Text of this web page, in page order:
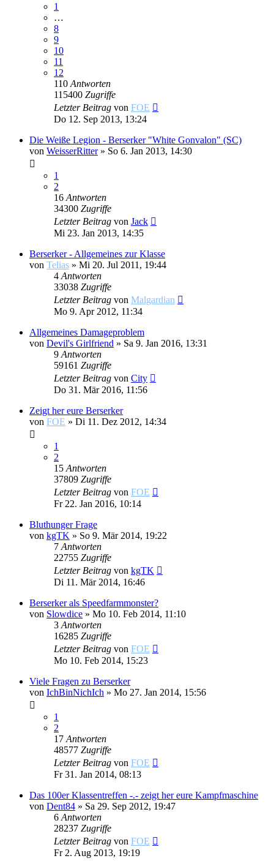
1
…
8
9
10
11
12
110 Antworten
115400 Zugriffe
Letzter Beitrag von FOE
Do 12. Sep 2013, 13:24
Die Weiße Legion - Berserker "White Gonvalon" (SC)
von WeisserRitter» So 6. Jan 2013, 14:30
1
2
16 Antworten
34300 Zugriffe
Letzter Beitrag von Jack
Mi 23. Jan 2013, 14:35
Berserker - Allgemeines zur Klasse
von Telias » Mi 20. Jul 2011, 19:44
4 Antworten
33038 Zugriffe
Letzter Beitrag von Malgardian
Mo 9. Apr 2012, 11:34
Allgemeines Damageproblem
von Devil's Girlfriend » Sa 9. Jan 2016, 13:31
9 Antworten
59161 Zugriffe
Letzter Beitrag von City
Do 31. Mär 2016, 11:56
Zeigt her eure Berserker
von FOE » Di 11. Dez 2012, 14:34
1
2
15 Antworten
37809 Zugriffe
Letzter Beitrag von FOE
Fr 22. Jan 2016, 10:14
Bluthunger Frage
von kgTK » So 9. Mär 2014, 19:22
7 Antworten
22755 Zugriffe
Letzter Beitrag von kgTK
Di 11. Mär 2014, 16:46
Berserker als Speedfarmmonster?
von Slowdice » Mo 10. Feb 2014, 11:10
3 Antworten
16285 Zugriffe
Letzter Beitrag von FOE
Mo 10. Feb 2014, 15:23
Viele Fragen zu Berserker
von IchBinNichIch » Mo 27. Jan 2014, 15:56
1
2
17 Antworten
48577 Zugriffe
Letzter Beitrag von FOE
Fr 31. Jan 2014, 08:13
Das 100er Klassentreffen -.- zeigt her eure Kampfmaschine
von Dent84 » Sa 29. Sep 2012, 19:47
6 Antworten
28237 Zugriffe
Letzter Beitrag von FOE
Fr 2. Aug 2013, 19:19